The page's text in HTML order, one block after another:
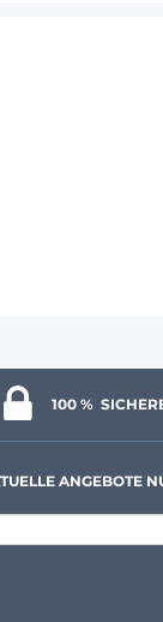
100 %
ANGEBOTE